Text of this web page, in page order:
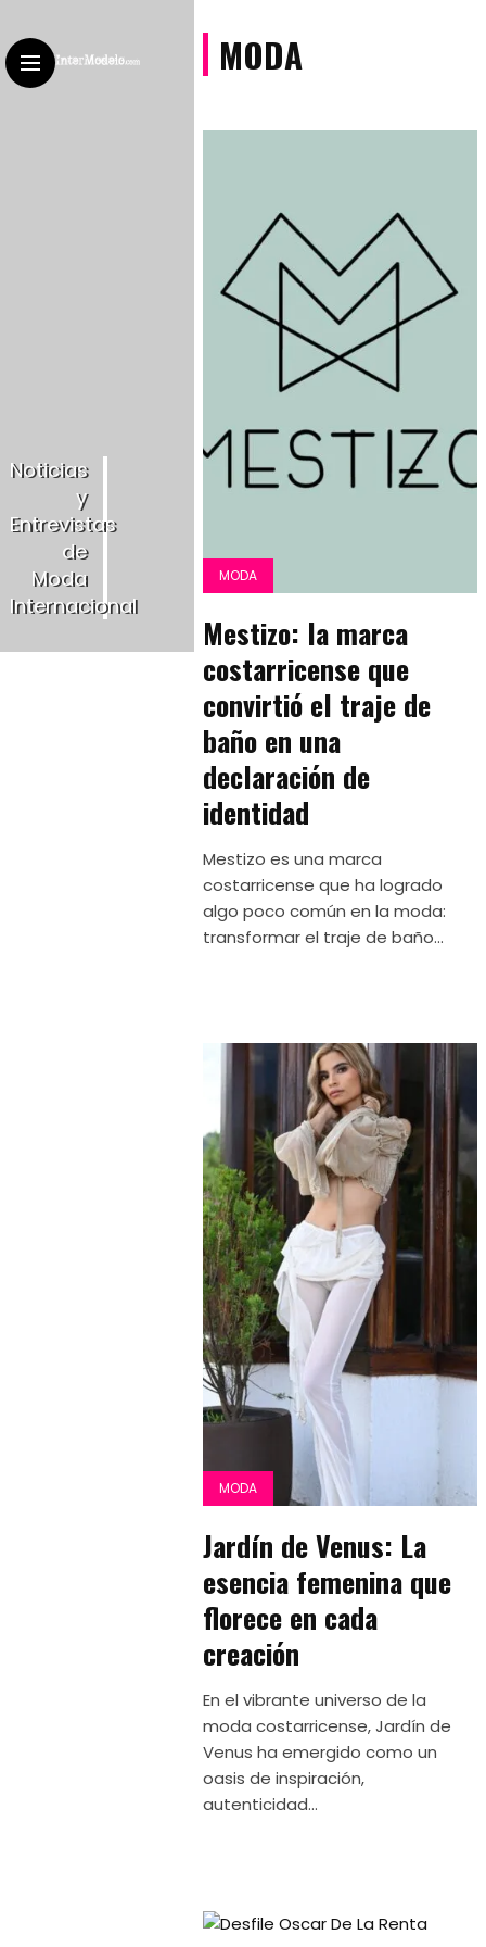
Noticias
y
Entrevistas
de
Moda
Internacional
MODA
MODA
Mestizo: la marca
costarricense que
convirtió el traje de
baño en una
declaración de
identidad
Mestizo es una marca
costarricense que ha logrado
algo poco común en la moda:
transformar el traje de baño...
MODA
Jardín de Venus: La
esencia femenina que
florece en cada
creación
En el vibrante universo de la
moda costarricense, Jardín de
Venus ha emergido como un
oasis de inspiración,
autenticidad...